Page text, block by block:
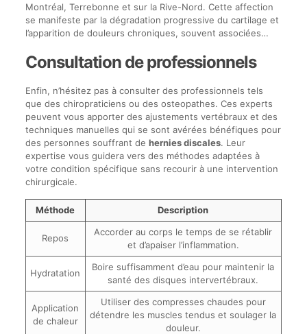
Montréal, Terrebonne et sur la Rive-Nord. Cette affection
se manifeste par la dégradation progressive du cartilage et
l’apparition de douleurs chroniques, souvent associées…
Consultation de professionnels
Enfin, n’hésitez pas à consulter des professionnels tels
que des chiropraticiens ou des osteopathes. Ces experts
peuvent vous apporter des ajustements vertébraux et des
techniques manuelles qui se sont avérées bénéfiques pour
des personnes souffrant de hernies discales. Leur
expertise vous guidera vers des méthodes adaptées à
votre condition spécifique sans recourir à une intervention
chirurgicale.
Méthode Description
Repos
Accorder au corps le temps de se rétablir
et d’apaiser l’inflammation.
Hydratation
Boire suffisamment d’eau pour maintenir la
santé des disques intervertébraux.
Application
de chaleur
Utiliser des compresses chaudes pour
détendre les muscles tendus et soulager la
douleur.